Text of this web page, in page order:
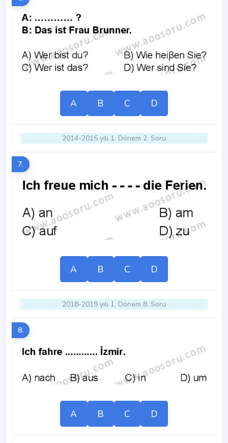
A B C D
2014-2015 yılı 1. Dönem 2. Soru
7.
A B C D
2018-2019 yılı 1. Dönem 8. Soru
8.
A B C D